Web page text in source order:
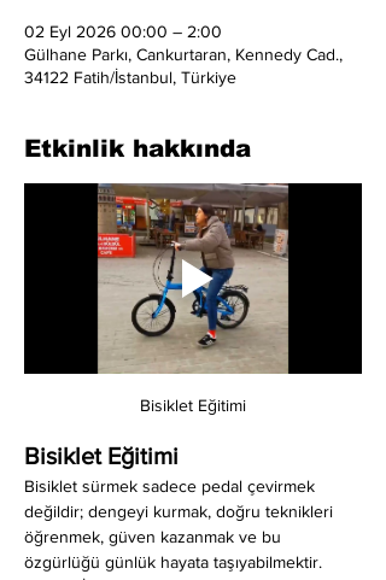
02 Eyl 2026 00:00 – 2:00
Gülhane Parkı, Cankurtaran, Kennedy Cad.,
34122 Fatih/İstanbul, Türkiye
Etkinlik hakkında
Bisiklet Eğitimi
Bisiklet Eğitimi
Bisiklet sürmek sadece pedal çevirmek
değildir; dengeyi kurmak, doğru teknikleri
öğrenmek, güven kazanmak ve bu
özgürlüğü günlük hayata taşıyabilmektir.